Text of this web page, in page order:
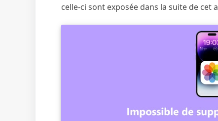
celle-ci sont exposée dans la suite de cet